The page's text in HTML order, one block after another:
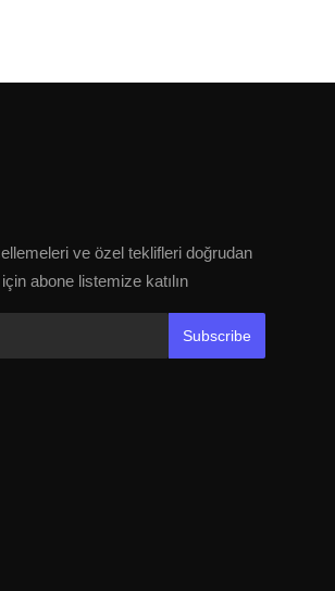
ve özel teklifleri doğrudan
abone listemize katılın
Subscribe